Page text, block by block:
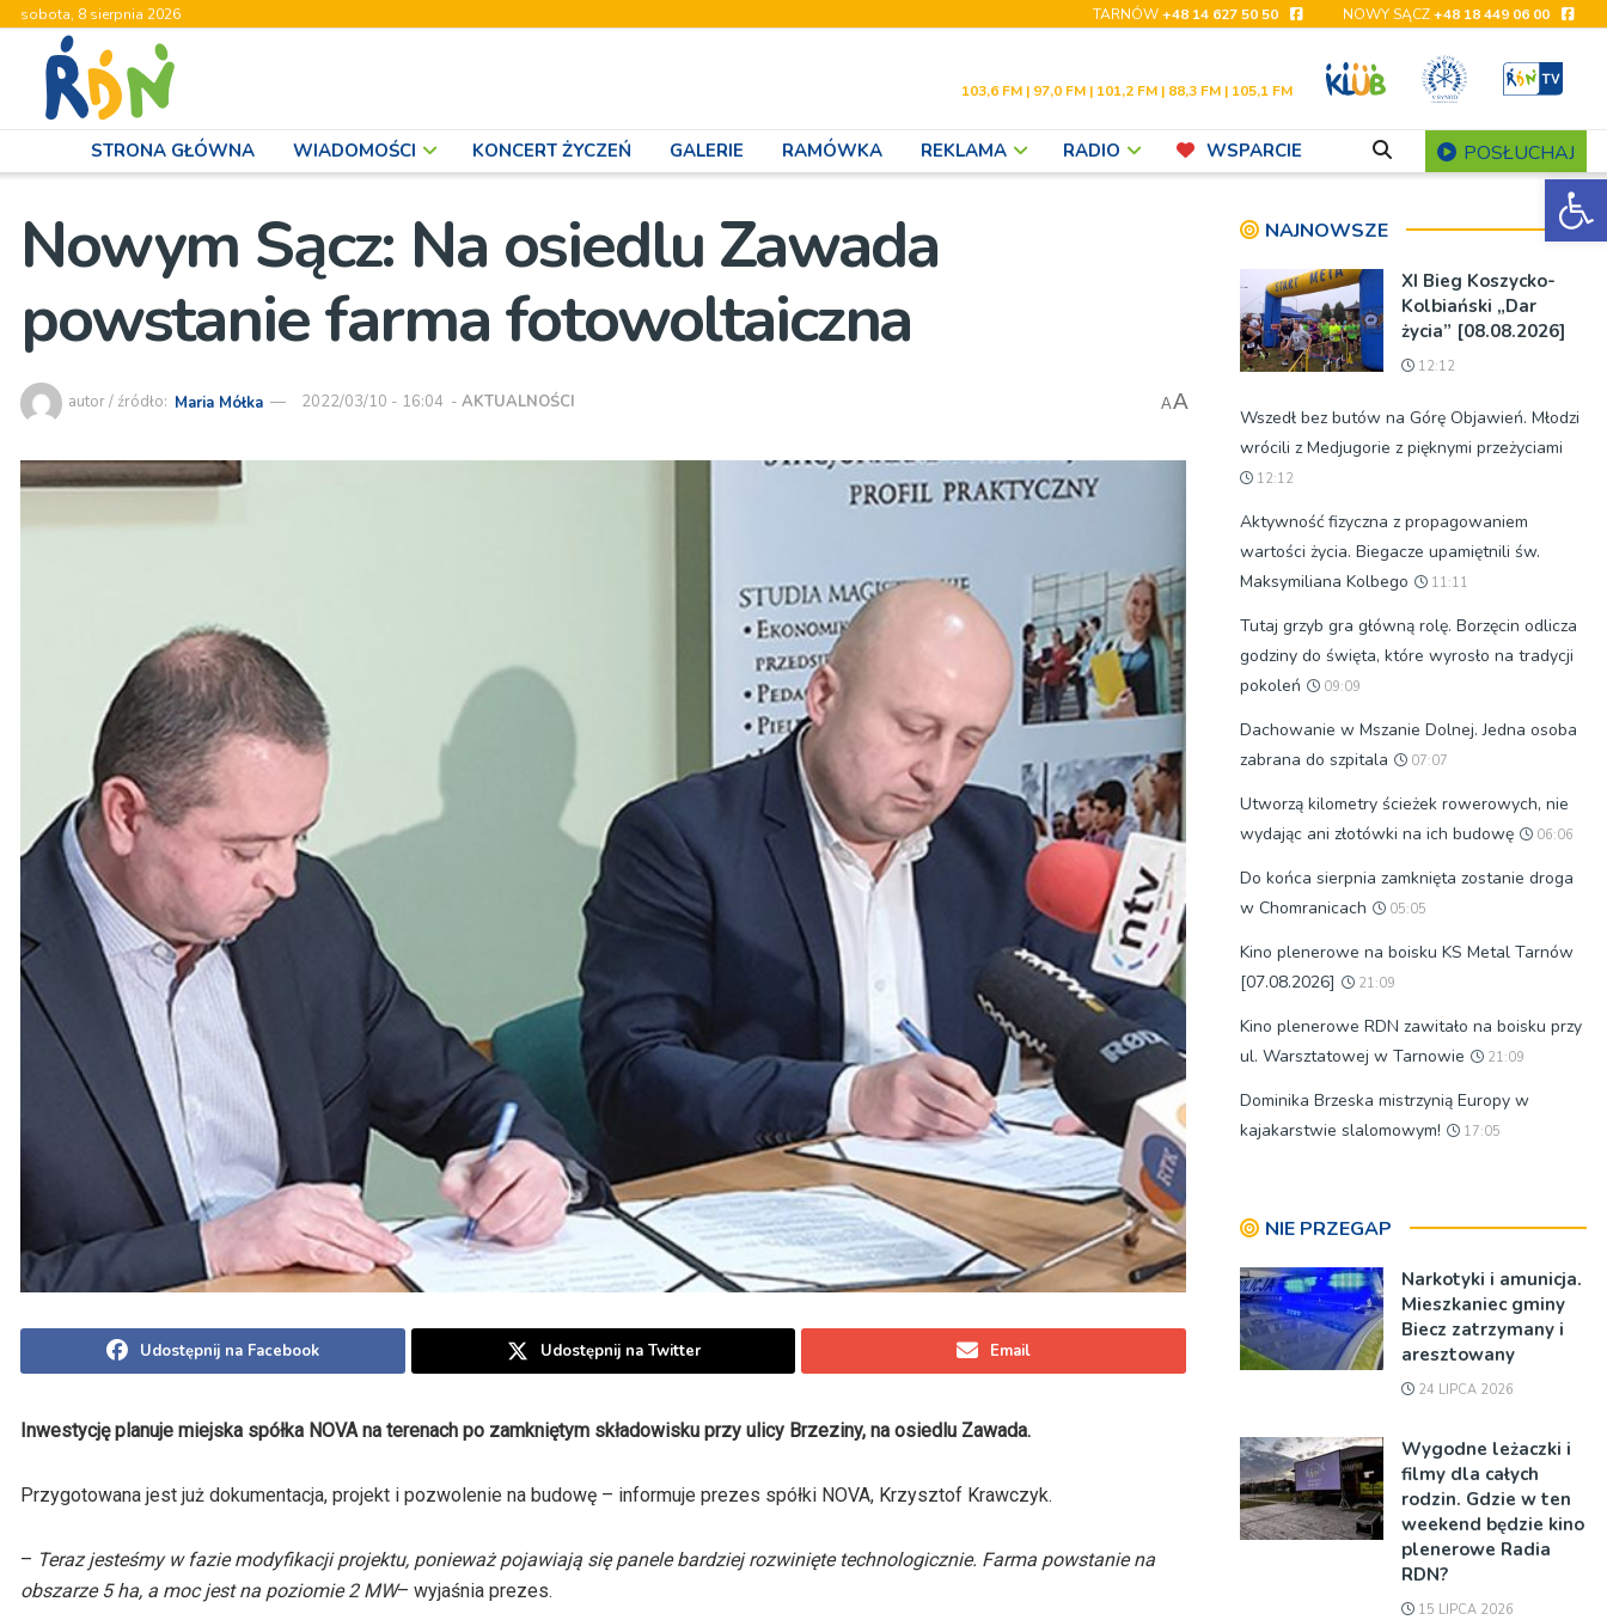
sobota, 8 sierpnia 2026 TARNÓW+48 14 627 50 50 NOWY SĄCZ+48 18 449 06 00
103,6 FM | 97,0 FM | 101,2 FM | 88,3 FM | 105,1 FM
STRONA GŁÓWNA WIADOMOŚCI KONCERT ŻYCZEŃ GALERIE RAMÓWKA REKLAMA RADIO WSPARCIE POSŁUCHAJ
Nowym Sącz: Na osiedlu Zawada
powstanie farma fotowoltaiczna
autor / źródło: Maria Mółka 2022/03/10 - 16:04 - AKTUALNOŚCI AA
Udostępnij na Facebook Udostępnij na Twitter Email
Inwestycję planuje miejska spółka NOVA na terenach po zamkniętym składowisku przy ulicy Brzeziny, na osiedlu Zawada.
Przygotowana jest już dokumentacja, projekt i pozwolenie na budowę – informuje prezes spółki NOVA, Krzysztof Krawczyk.
– Teraz jesteśmy w fazie modyfikacji projektu, ponieważ pojawiają się panele bardziej rozwinięte technologicznie. Farma powstanie na
obszarze 5 ha, a moc jest na poziomie 2 MW– wyjaśnia prezes.
NAJNOWSZE
XI Bieg Koszycko-
Kolbiański „Dar
życia” [08.08.2026]
12:12
Wszedł bez butów na Górę Objawień. Młodzi
wrócili z Medjugorie z pięknymi przeżyciami
12:12
Aktywność fizyczna z propagowaniem
wartości życia. Biegacze upamiętnili św.
Maksymiliana Kolbego
11:11
Tutaj grzyb gra główną rolę. Borzęcin odlicza
godziny do święta, które wyrosło na tradycji
pokoleń
09:09
Dachowanie w Mszanie Dolnej. Jedna osoba
zabrana do szpitala
07:07
Utworzą kilometry ścieżek rowerowych, nie
wydając ani złotówki na ich budowę
06:06
Do końca sierpnia zamknięta zostanie droga
w Chomranicach
05:05
Kino plenerowe na boisku KS Metal Tarnów
[07.08.2026]
21:09
Kino plenerowe RDN zawitało na boisku przy
ul. Warsztatowej w Tarnowie
21:09
Dominika Brzeska mistrzynią Europy w
kajakarstwie slalomowym!
17:05
NIE PRZEGAP
Narkotyki i amunicja.
Mieszkaniec gminy
Biecz zatrzymany i
aresztowany
24 LIPCA 2026
Wygodne leżaczki i
filmy dla całych
rodzin. Gdzie w ten
weekend będzie kino
plenerowe Radia
RDN?
15 LIPCA 2026